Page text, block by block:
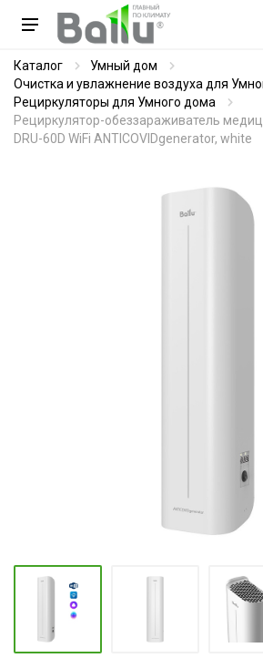
Каталог
Умный дом
Очистка и увлажнение воздуха для
Рециркуляторы для Умного дома
Рециркулятор-обеззараживатель
DRU-60D WiFi ANTICOVIDgenerator, white